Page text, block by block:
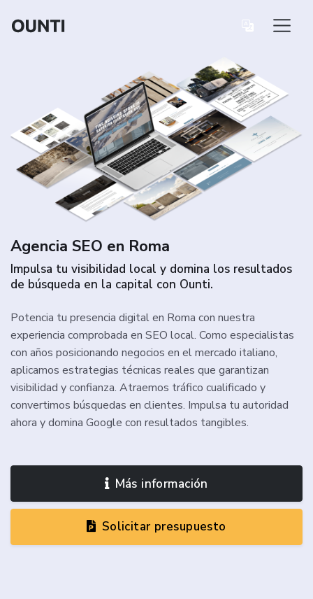
Agencia SEO en Roma
Impulsa tu visibilidad local y domina los resultados
de búsqueda en la capital con Ounti.
Potencia tu presencia digital en Roma con nuestra
experiencia comprobada en SEO local. Como especialistas
con años posicionando negocios en el mercado italiano,
aplicamos estrategias técnicas reales que garantizan
visibilidad y confianza. Atraemos tráfico cualificado y
convertimos búsquedas en clientes. Impulsa tu autoridad
ahora y domina Google con resultados tangibles.
Más información
Solicitar presupuesto